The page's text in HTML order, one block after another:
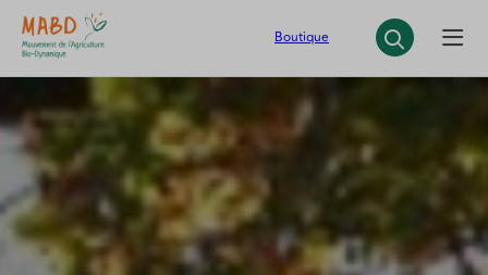
Panneau de gestion des cookies
Boutique